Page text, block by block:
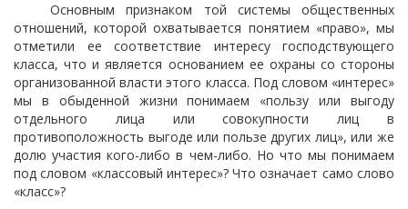
Основным признаком той системы общественных
отношений, которой охватывается понятием «право», мы
отметили ее соответствие интересу господствующего
класса, что и является основанием ее охраны со стороны
организованной власти этого класса. Под словом «интерес»
мы в обыденной жизни понимаем «пользу или выгоду
отдельного лица или совокупности лиц в
противоположность выгоде или пользе других лиц», или же
долю участия кого-либо в чем-либо. Но что мы понимаем
под словом «классовый интерес»? Что означает само слово
«класс»?